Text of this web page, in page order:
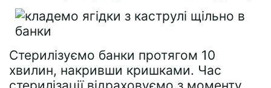
Стерилізуємо банки протягом 10
хвилин, накривши кришками. Час